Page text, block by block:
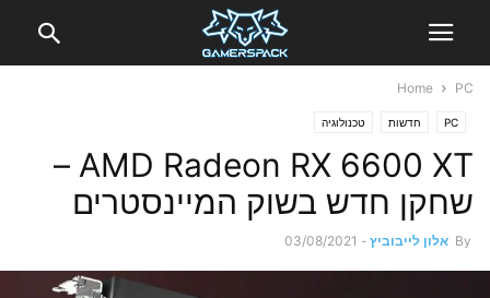
Home PC
PC חדשות טכנולוגיה
AMD Radeon RX 6600 XT –
שחקן חדש בשוק המיינסטרים
By אלון לייבוביץ -
03/08/2021